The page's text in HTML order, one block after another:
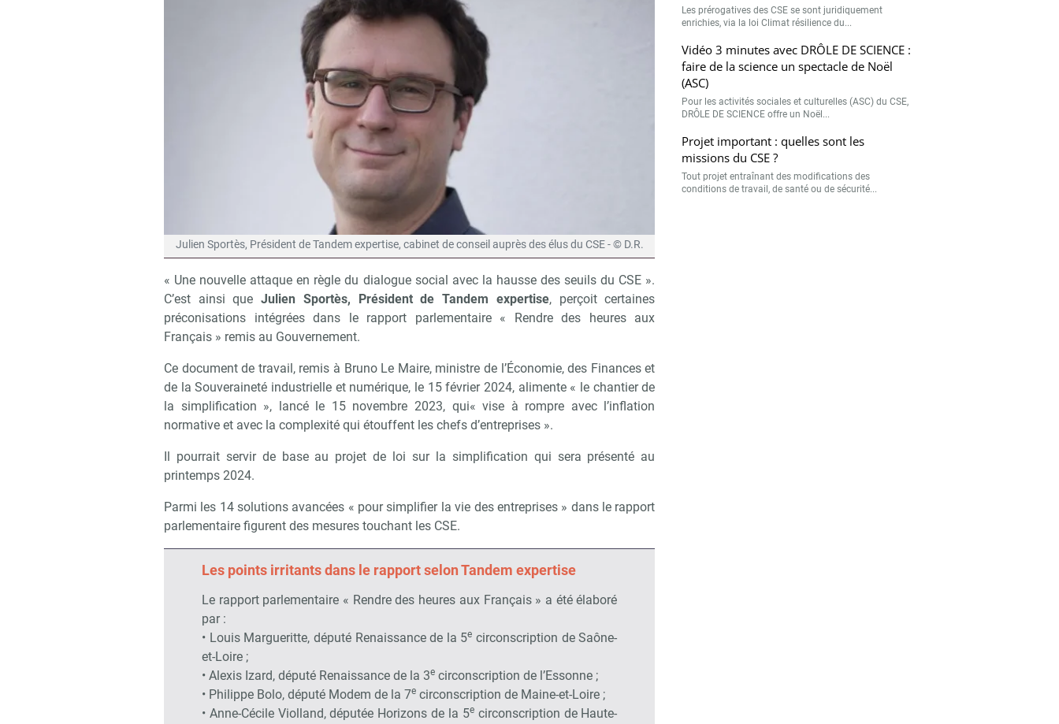
Julien Sportès, Président de Tandem expertise, cabinet de conseil auprès des élus du CSE - © D.R.
« Une nouvelle attaque en règle du dialogue social avec la hausse des seuils du CSE ».
C’est ainsi queJulien Sportès, Président de Tandem expertise, perçoit certaines
préconisations intégrées dans le rapport parlementaire « Rendre des heures aux
Français » remis au Gouvernement.
Ce document de travail, remis à Bruno Le Maire, ministre de l’Économie, des Finances et
de la Souveraineté industrielle et numérique, le 15 février 2024, alimente « le chantier de
la simplification », lancé le 15 novembre 2023, qui« vise à rompre avec l’inflation
normative et avec la complexité qui étouffent les chefs d’entreprises ».
Il pourrait servir de base au projet de loi sur la simplification qui sera présenté au
printemps 2024.
Parmi les 14 solutions avancées « pour simplifier la vie des entreprises » dans le rapport
parlementaire figurent des mesures touchant les CSE.
Les points irritants dans le rapport selon Tandem expertise
Le rapport parlementaire « Rendre des heures aux Français » a été élaboré
par :
• Louis Margueritte, député Renaissance de la 5e circonscription de Saône-
et-Loire ;
• Alexis Izard, député Renaissance de la 3e circonscription de l’Essonne ;
• Philippe Bolo, député Modem de la 7e circonscription de Maine-et-Loire ;
• Anne-Cécile Violland, députée Horizons de la 5ecirconscription de Haute-
Les prérogatives des CSE se sont juridiquement
enrichies, via la loi Climat résilience du...
Vidéo 3 minutes avec DRÔLE DE SCIENCE :
faire de la science un spectacle de Noël
(ASC)
Pour les activités sociales et culturelles (ASC) du CSE,
DRÔLE DE SCIENCE offre un Noël...
Projet important : quelles sont les
missions du CSE ?
Tout projet entraînant des modifications des
conditions de travail, de santé ou de sécurité...